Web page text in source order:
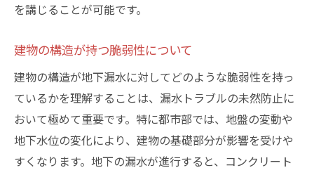
コミュニティとの協力による防災対策
誰でもできる！簡単なクラック補修ステップバ
イステップ
効果的な下準備と環境整備
クラックの種類に応じた補修方法
補修材の正しい選び方とその理由
を講じることが可能です。
建物の構造が持つ脆弱性について
建物の構造が地下漏水に対してどのような脆弱性を持っ
ているかを理解することは、漏水トラブルの未然防止に
おいて極めて重要です。特に都市部では、地盤の変動や
地下水位の変化により、建物の基礎部分が影響を受けや
すくなります。地下の漏水が進行すると、コンクリート